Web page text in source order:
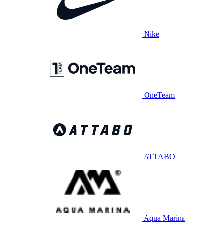
Nike
OneTeam
ATTABO
Aqua Marina